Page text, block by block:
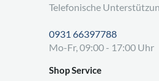
Telefonische
0931 66397788
Mo-Fr, 09:00 - 17:00 Uhr
Shop Service